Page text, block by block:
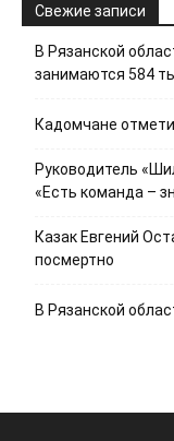
Свежие записи
В Рязанской
занимаются 584
Кадомчане
Руководитель
«Есть команда –
Казак Евгений
посмертно
В Рязанской